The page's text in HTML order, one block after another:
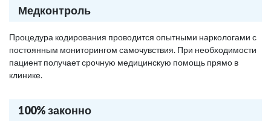
Медконтроль
Процедура кодирования проводится опытными наркологами с
постоянным мониторингом самочувствия. При необходимости
пациент получает срочную медицинскую помощь прямо в
клинике.
100% законно